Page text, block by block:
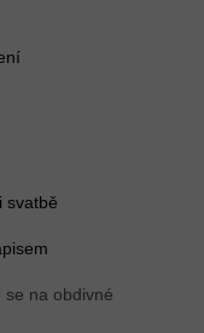
svatbě
se na obdivné